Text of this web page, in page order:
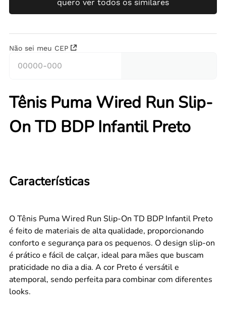
quero ver todos os similares
Não sei meu CEP
Tênis Puma Wired Run Slip-
On TD BDP Infantil Preto
Características
O Tênis Puma Wired Run Slip-On TD BDP Infantil Preto
é feito de materiais de alta qualidade, proporcionando
conforto e segurança para os pequenos. O design slip-on
é prático e fácil de calçar, ideal para mães que buscam
praticidade no dia a dia. A cor Preto é versátil e
atemporal, sendo perfeita para combinar com diferentes
looks.